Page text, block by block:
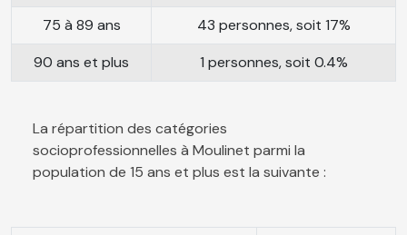
75 à 89 ans
43 personnes, soit 17%
90 ans et plus
1 personnes, soit 0.4%
La répartition des catégories
socioprofessionnelles à Moulinet parmi la
population de 15 ans et plus est la suivante :